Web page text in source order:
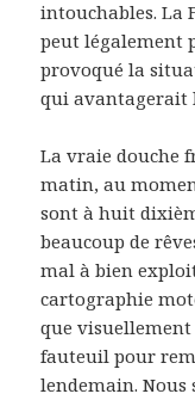
intouchables. La
peut légalement
provoqué la
qui avantagerait
La vraie douche
matin, au
sont à huit
beaucoup de
mal à bien
cartographie
que
fauteuil pour
lendemain. Nous